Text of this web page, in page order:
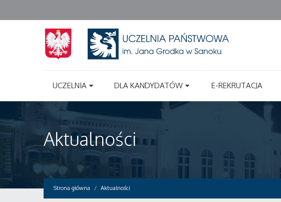
UCZELNIA DLA KANDYDATÓW E-REKRUTACJA
Aktualności
Strona główna Aktualności